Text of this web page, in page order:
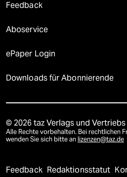
Feedback
Aboservice
ePaper Login
Downloads für Abonnierende
© 2026 taz Verlags und Vertriebs
Alle Rechte vorbehalten. Bei rechtlichen
wenden Sie sich bitte an lizenzen@taz.de
Feedback Redaktionsstatut